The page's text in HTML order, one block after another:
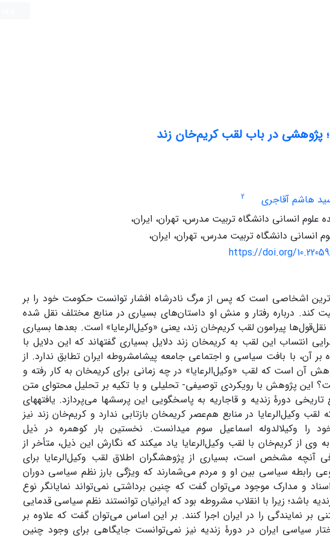
پژوهشی در باب لقب کریم‌خان زند
هاشم آقاجری
2
علوم انسانی دانشگاه تربیت مدرس، تهران، ایران،
انسانی دانشگاه تربیت مدرس، تهران، ایران،
https://doi.org/
اشخاصی است که پس از مرگ نادرشاه افشار توانست حکومت خود را بر
کند. درباره رفتار و منش او داستان‌های بسیاری در منابع مختلف نقل شده‌
پیرامون لقب کریم‌خان زند، یعنی «وکیل‌الرعایا» است. بعدها بسیاری
انتساب این لقب به کریم­خان زند دلایل بسیاری گفته­اند که این دلایل با
بر آن، با بافت سیاسی و اجتماعی جامعه پیشا­مشروطه ایران تطابق ندارد. از
آن است که لقب «وکیل‌الرعایا» در چه زمانی برای کریم­خان به کار رفته و
این پژوهش با رویکردی توصیفی- تحلیلی و با تکیه بر تحلیل محتوای متن
تاریخی دورۀ زندیه و قاجاریه به پاسخگویی این پرسش­ها می‌پردازد. یافته­های
وکیل‌الرعایا در منابع هم‌عصر کریم­خان بازتابی ندارد و کریم‌خان زند نیز
وکیل­الدوله اسماعیل سوم می­دانست. نخستین بار کوهمره در ذیل
وی از کریم‌خان با لقب وکیل‌الرعایا یاد می­کند که نگارش این ذیل، متأخر از
آنچه مشخص است، بسیاری از پژوهشگران اطلاق لقب وکیل‌الرعایا برای
رابطه سیاسی بین او و مردم می‌شمارند که ویژگی بارز نظم سیاسی دوران
و مدارک موجود می‌توان گفت که چنین برداشتی نمی‌تواند نمایانگر نوع
باشد؛ زیرا با انقلاب مشروطه بود که ایرانیان توانستند نظم سیاسی قدمایی
بر نمایندگی را در ایران اجرا کنند. بر این اساس می‌توان گفت که علاوه بر
سیاسی ایران در دورۀ زندیه نیز نمی‌توانست جایگاهی برای وجود چنین